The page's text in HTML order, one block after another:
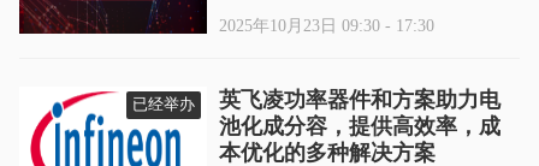
2025年10月23日 09:30 - 17:30
已经举办
英飞凌功率器件和方案助力电
池化成分容，提供高效率，成
本优化的多种解决方案